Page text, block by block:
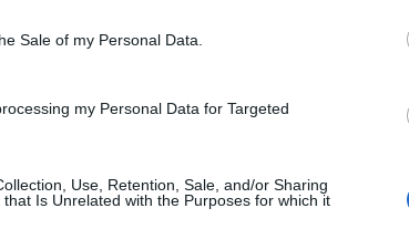
Sale of my Personal Data.
my Personal Data for Targeted
Use, Retention, Sale, and/or Sharing
Is Unrelated with the Purposes for which it